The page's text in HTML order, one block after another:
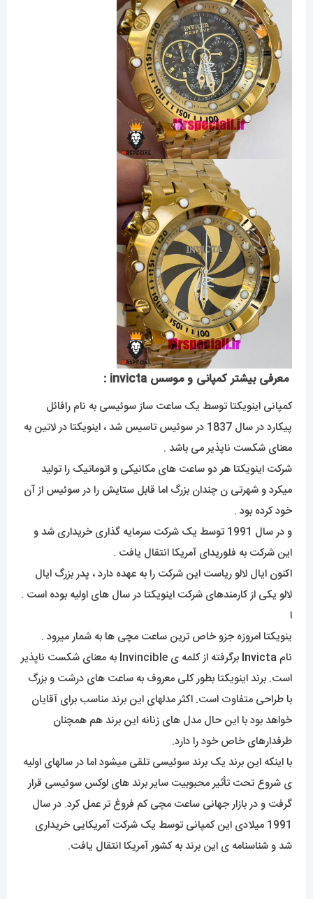
معرفی بیشتر کمپانی و موسس invicta :
کمپانی اینویکتا توسط یک ساعت ساز سوئیسی به نام رافائل
پیکارد در سال 1837 در سوئیس تاسیس شد ، اینویکتا در لاتین به
معنای شکست ناپذیر می باشد .
شرکت اینویکتا هر دو ساعت های مکانیکی و اتوماتیک را تولید
میکرد و شهرتی ن چندان بزرگ اما قابل ستایش را در سوئیس از آن
خود کرده بود .
و در سال 1991 توسط یک شرکت سرمایه گذاری خریداری شد و
این شرکت به فلوریدای آمریکا انتقال یافت .
اکنون ایال لالو ریاست این شرکت را به عهده دارد ، پدر بزرگ ایال
لالو یکی از کارمندهای شرکت اینویکتا در سال های اولیه بوده است .
ا
ینویکتا امروزه جزو خاص ترین ساعت مچی ها به شمار میرود .
نام Invicta
برگرفته از کلمه ی Invincible به معنای شکست ناپذیر
است. برند اینویکتا بطور کلی معروف به ساعت های درشت و بزرگ
با طراحی متفاوت است. اکثر مدلهای این برند مناسب برای آقایان
خواهد بود با این حال مدل های زنانه این برند هم همچنان
طرفدارهای خاص خود را دارد.
با اینکه این برند یک برند سوئیسی تلقی میشود اما در سالهای اولیه
ی شروع تحت تأثیر محبوبیت سایر برند های لوکس سوئیسی قرار
گرفت و در بازار جهانی ساعت مچی کم فروغ تر عمل کرد. در سال
1991 میلادی این کمپانی توسط یک شرکت آمریکایی خریداری
شد و شناسنامه ی این برند به کشور آمریکا انتقال یافت.